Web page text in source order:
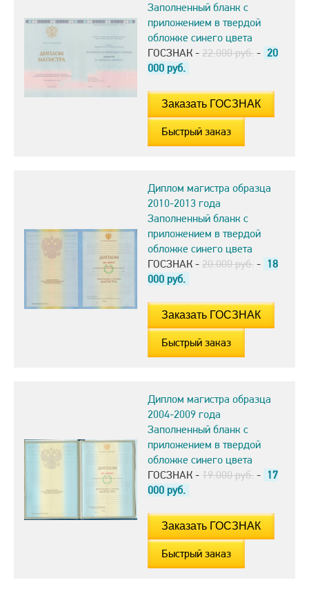
Заполненный бланк с
приложением в твердой
обложке синего цвета
ГОСЗНАК - 22.000 руб. - 20
000 руб.
Быстрый заказ
Диплом магистра образца
2010-2013 года
Заполненный бланк с
приложением в твердой
обложке синего цвета
ГОСЗНАК - 20.000 руб. - 18
000 руб.
Быстрый заказ
Диплом магистра образца
2004-2009 года
Заполненный бланк с
приложением в твердой
обложке синего цвета
ГОСЗНАК - 19.000 руб. - 17
000 руб.
Быстрый заказ